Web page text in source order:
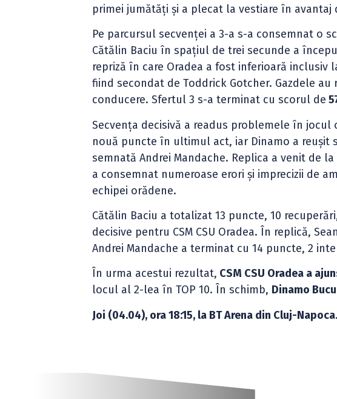
primei jumătăți și a plecat la vestiare în avantaj
Pe parcursul secvenței a 3-a s-a consemnat o
Cătălin Baciu în spațiul de trei secunde a
repriză în care Oradea a fost inferioară
fiind secondat de Toddrick Gotcher. Gazdele
conducere. Sfertul 3 s-a terminat cu scorul de
Secvența decisivă a readus problemele în jocul
nouă puncte în ultimul act, iar Dinamo a reușit
semnată Andrei Mandache. Replica a venit de
a consemnat numeroase erori și imprecizii de
echipei orădene.
Cătălin Baciu a totalizat 13 puncte, 10
decisive pentru CSM CSU Oradea. În replică,
Andrei Mandache a terminat cu 14 puncte, 2
În urma acestui rezultat, CSM CSU Oradea a
locul al 2-lea în TOP 10. În schimb, Dinamo
Joi (04.04), ora 18:15, la BT Arena din Cluj-Napoca